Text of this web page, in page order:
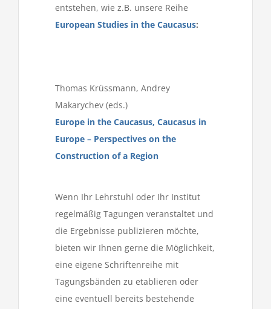
entstehen, wie z.B. unsere Reihe
European Studies in the Caucasus:
Thomas Krüssmann, Andrey
Makarychev (eds.)
Europe in the Caucasus, Caucasus in
Europe – Perspectives on the
Construction of a Region
Wenn Ihr Lehrstuhl oder Ihr Institut
regelmäßig Tagungen veranstaltet und
die Ergebnisse publizieren möchte,
bieten wir Ihnen gerne die Möglichkeit,
eine eigene Schriftenreihe mit
Tagungsbänden zu etablieren oder
eine eventuell bereits bestehende